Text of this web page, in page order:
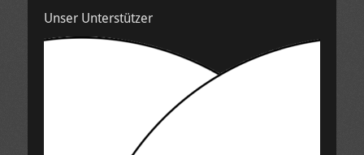
Unser Unterstützer